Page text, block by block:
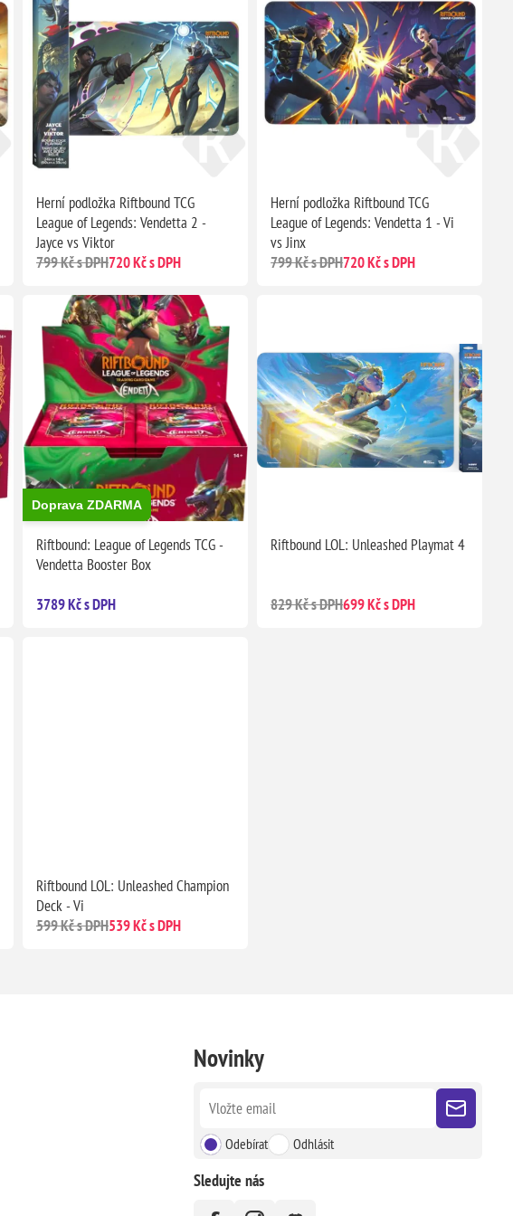
Herní podložka Riftbound TCG
League of Legends: Vendetta 2 -
Jayce vs Viktor
799 Kč s DPH720 Kč s DPH
Herní podložka Riftbound TCG
League of Legends: Vendetta 1 - Vi
vs Jinx
799 Kč s DPH720 Kč s DPH
Doprava ZDARMA
Riftbound: League of Legends TCG -
Vendetta Booster Box
3789 Kč s DPH
Riftbound LOL: Unleashed Playmat 4
829 Kč s DPH699 Kč s DPH
Riftbound LOL: Unleashed Champion
Deck - Vi
599 Kč s DPH539 Kč s DPH
Novinky
Odebírat Odhlásit
Sledujte nás